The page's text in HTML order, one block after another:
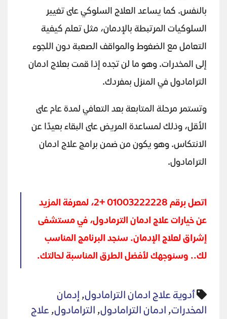
بالنفس. كما يساعد العلاج السلوكي على تغيير
السلوكيات المرتبطة بالإدمان، مثل تعلم كيفية
التعامل مع الضغوط والمواقف الصعبة دون اللجوء
إلى المخدرات. وهو ما لن تجده إذا قمت بعلاج ادمان
الترامادول في المنزل بمفردك.
وتستمر مرحلة المتابعة بعد التعافي لمدة عام على
الأقل، وذلك لمساعدة المريض على البقاء بعيدًا عن
الانتكاس. وهو يكون من ضمن برامج علاج ادمان
الترامادول.
اتصل برقم 01003222228 +2، لمعرفة المزيد
عن خيارات علاج ادمان الترمادول، في مستشفى
إشراق لعلاج الإدمان. سنجد البرنامج المناسب
لك.. وسنوجهك لأفضل الطرق المناسبة لحالتك.
أدوية علاج ادمان الترامادول, إدمان
المخدرات, ادمان الترامادول, الترامادول, علاج